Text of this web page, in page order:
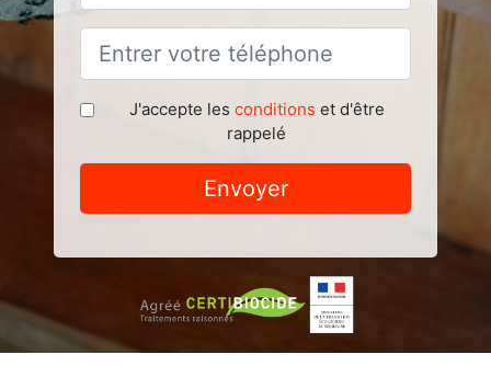
J'accepte les conditions et d'être
rappelé
Envoyer